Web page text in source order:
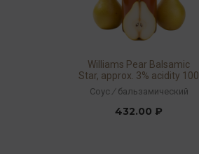
Williams Pear Balsamic
Star, approx. 3% acidity 100
мл (набор:
360411/990645)
Соус / бальзамический
432.00 ₽